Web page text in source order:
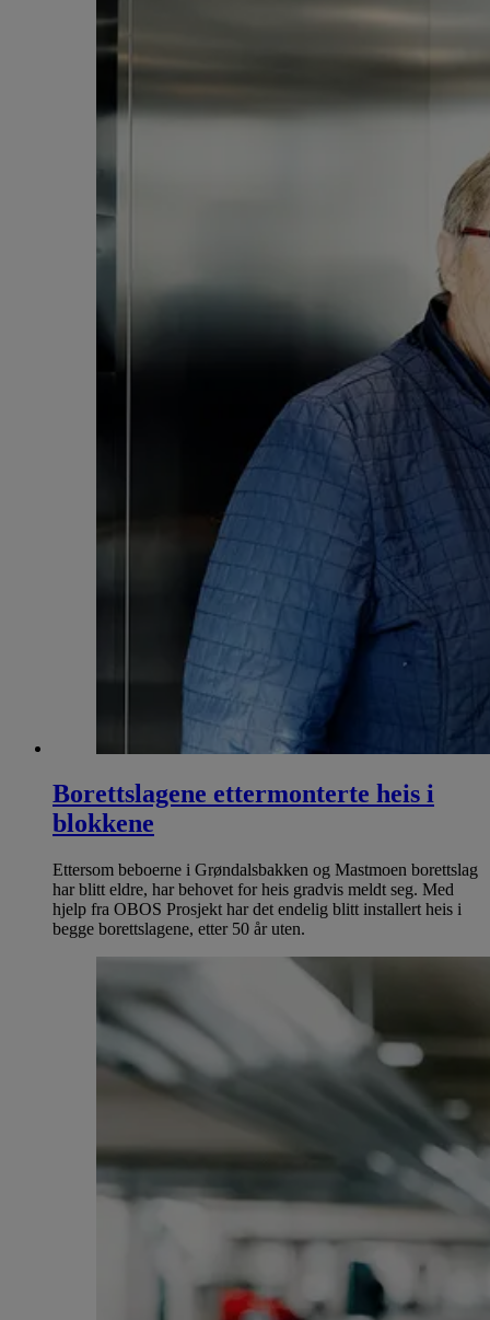
Borettslagene ettermonterte heis i
blokkene
Ettersom beboerne i Grøndalsbakken og Mastmoen borettslag
har blitt eldre, har behovet for heis gradvis meldt seg. Med
hjelp fra OBOS Prosjekt har det endelig blitt installert heis i
begge borettslagene, etter 50 år uten.